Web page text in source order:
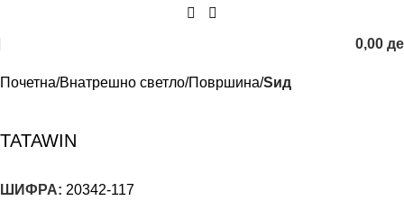
0,00
Почетна Внатрешно светло Површина Sид
TATAWIN
ШИФРА: 20342-117